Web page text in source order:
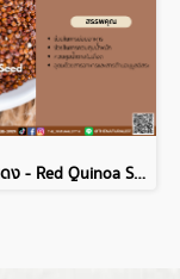
เมล็ดควีนัวแดง - Red Quinoa Seed